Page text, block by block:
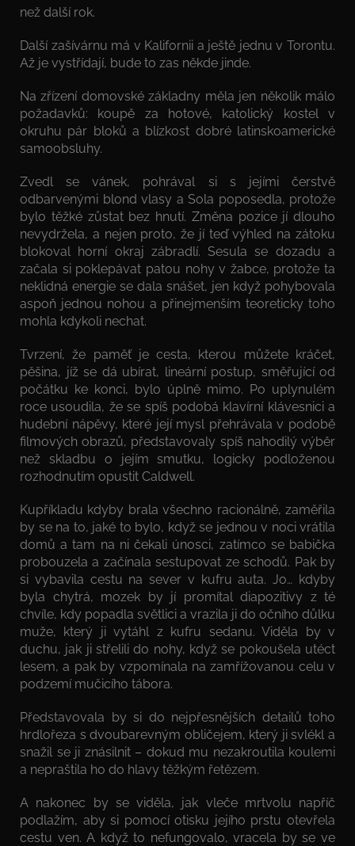
než další rok.
Další zašívárnu má v Kalifornii a ještě jednu v Torontu.
Až je vystřídají, bude to zas někde jinde.
Na zřízení domovské základny měla jen několik málo
požadavků: koupě za hotové, katolický kostel v
okruhu pár bloků a blízkost dobré latinskoamerické
samoobsluhy.
Zvedl se vánek, pohrával si s jejími čerstvě
odbarvenými blond vlasy a Sola poposedla, protože
bylo těžké zůstat bez hnutí. Změna pozice jí dlouho
nevydržela, a nejen proto, že jí teď výhled na zátoku
blokoval horní okraj zábradlí. Sesula se dozadu a
začala si poklepávat patou nohy v žabce, protože ta
neklidná energie se dala snášet, jen když pohybovala
aspoň jednou nohou a přinejmenším teoreticky toho
mohla kdykoli nechat.
Tvrzení, že paměť je cesta, kterou můžete kráčet,
pěšina, jíž se dá ubírat, lineární postup, směřující od
počátku ke konci, bylo úplně mimo. Po uplynulém
roce usoudila, že se spíš podobá klavírní klávesnici a
hudební nápěvy, které její mysl přehrávala v podobě
filmových obrazů, představovaly spíš nahodilý výběr
než skladbu o jejím smutku, logicky podloženou
rozhodnutím opustit Caldwell.
Kupříkladu kdyby brala všechno racionálně, zaměřila
by se na to, jaké to bylo, když se jednou v noci vrátila
domů a tam na ni čekali únosci, zatímco se babička
probouzela a začínala sestupovat ze schodů. Pak by
si vybavila cestu na sever v kufru auta. Jo… kdyby
byla chytrá, mozek by jí promítal diapozitivy z té
chvíle, kdy popadla světlici a vrazila ji do očního důlku
muže, který ji vytáhl z kufru sedanu. Viděla by v
duchu, jak ji střelili do nohy, když se pokoušela utéct
lesem, a pak by vzpomínala na zamřížovanou celu v
podzemí mučicího tábora.
Představovala by si do nejpřesnějších detailů toho
hrdlořeza s dvoubarevným obličejem, který ji svlékl a
snažil se ji znásilnit – dokud mu nezakroutila koulemi
a nepraštila ho do hlavy těžkým řetězem.
A nakonec by se viděla, jak vleče mrtvolu napříč
podlažím, aby si pomocí otisku jejího prstu otevřela
cestu ven. A když to nefungovalo, vracela by se ve